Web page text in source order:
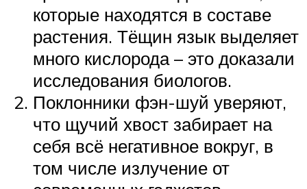
которые находятся в составе
растения. Тёщин язык выделяет
много кислорода – это доказали
исследования биологов.
Поклонники фэн-шуй уверяют,
что щучий хвост забирает на
себя всё негативное вокруг, в
том числе излучение от